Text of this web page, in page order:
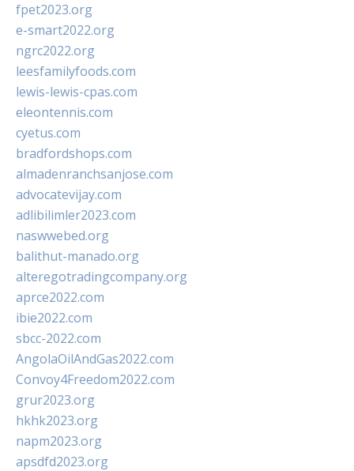
fpet2023.org
e-smart2022.org
ngrc2022.org
leesfamilyfoods.com
lewis-lewis-cpas.com
eleontennis.com
cyetus.com
bradfordshops.com
almadenranchsanjose.com
advocatevijay.com
adlibilimler2023.com
naswwebed.org
balithut-manado.org
alteregotradingcompany.org
aprce2022.com
ibie2022.com
sbcc-2022.com
AngolaOilAndGas2022.com
Convoy4Freedom2022.com
grur2023.org
hkhk2023.org
napm2023.org
apsdfd2023.org